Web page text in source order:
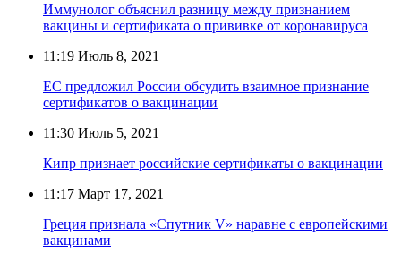
Иммунолог объяснил разницу между признанием
вакцины и сертификата о прививке от коронавируса
11:19 Июль 8, 2021
ЕС предложил России обсудить взаимное признание
сертификатов о вакцинации
11:30 Июль 5, 2021
Кипр признает российские сертификаты о вакцинации
11:17 Март 17, 2021
Греция признала «Спутник V» наравне с европейскими
вакцинами